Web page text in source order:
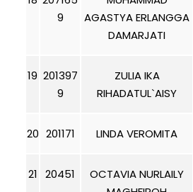
9
AGASTYA ERLANGGA
DAMARJATI
19 201397
9
ZULIA IKA
RIHADATUL`AISY
20 201171 LINDA VEROMITA
21 20451
OCTAVIA NURLAILY